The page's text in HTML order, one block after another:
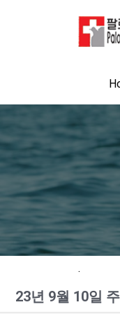
.
23년 9월 10일